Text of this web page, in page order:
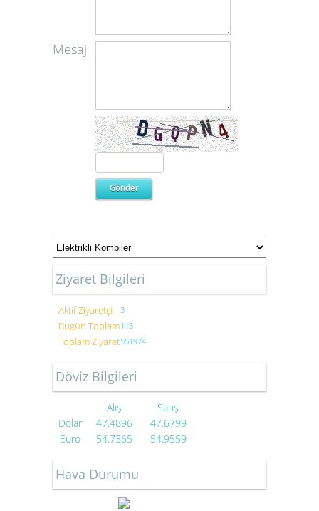
Mesaj
Ziyaret Bilgileri
Aktif Ziyaretçi 3
Bugün Toplam113
Toplam Ziyaret551974
Döviz Bilgileri
Alış
Satış
Dolar
47.4896
47.6799
Euro
54.7365 54.9559
Hava Durumu